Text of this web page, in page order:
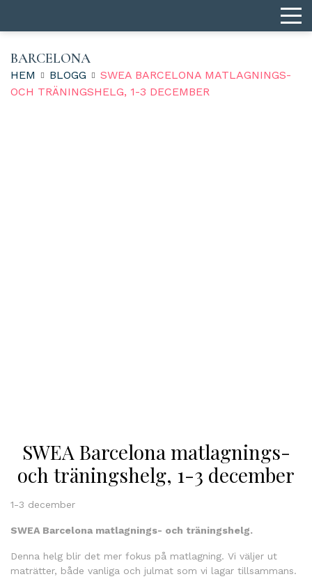
BARCELONA
HEM BLOGG
SWEA BARCELONA MATLAGNINGS-
OCH TRÄNINGSHELG, 1-3 DECEMBER
SWEA Barcelona matlagnings-
och träningshelg, 1-3 december
1-3 december
SWEA Barcelona matlagnings- och träningshelg.
Denna helg blir det mer fokus på matlagning. Vi väljer ut
maträtter, både vanliga och julmat som vi lagar tillsammans.